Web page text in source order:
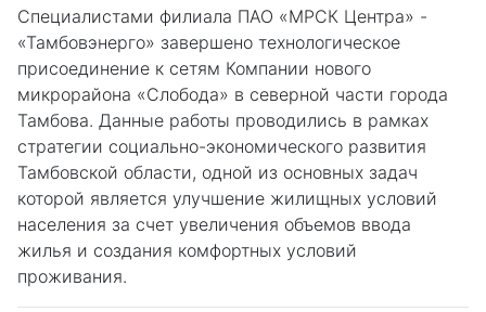
Специалистами филиала ПАО «МРСК Центра» -
«Тамбовэнерго» завершено технологическое
присоединение к сетям Компании нового
микрорайона «Слобода» в северной части города
Тамбова. Данные работы проводились в рамках
стратегии социально-экономического развития
Тамбовской области, одной из основных задач
которой является улучшение жилищных условий
населения за счет увеличения объемов ввода
жилья и создания комфортных условий
проживания.